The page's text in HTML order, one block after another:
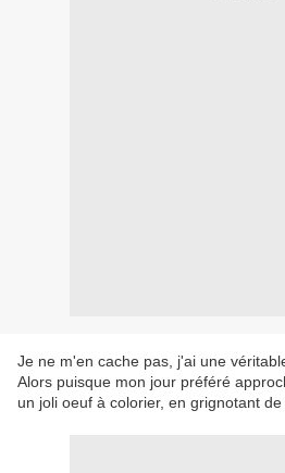
Je ne m'en cache pas, j'ai une
Alors puisque mon jour préféré
un joli oeuf à colorier, en grignotant